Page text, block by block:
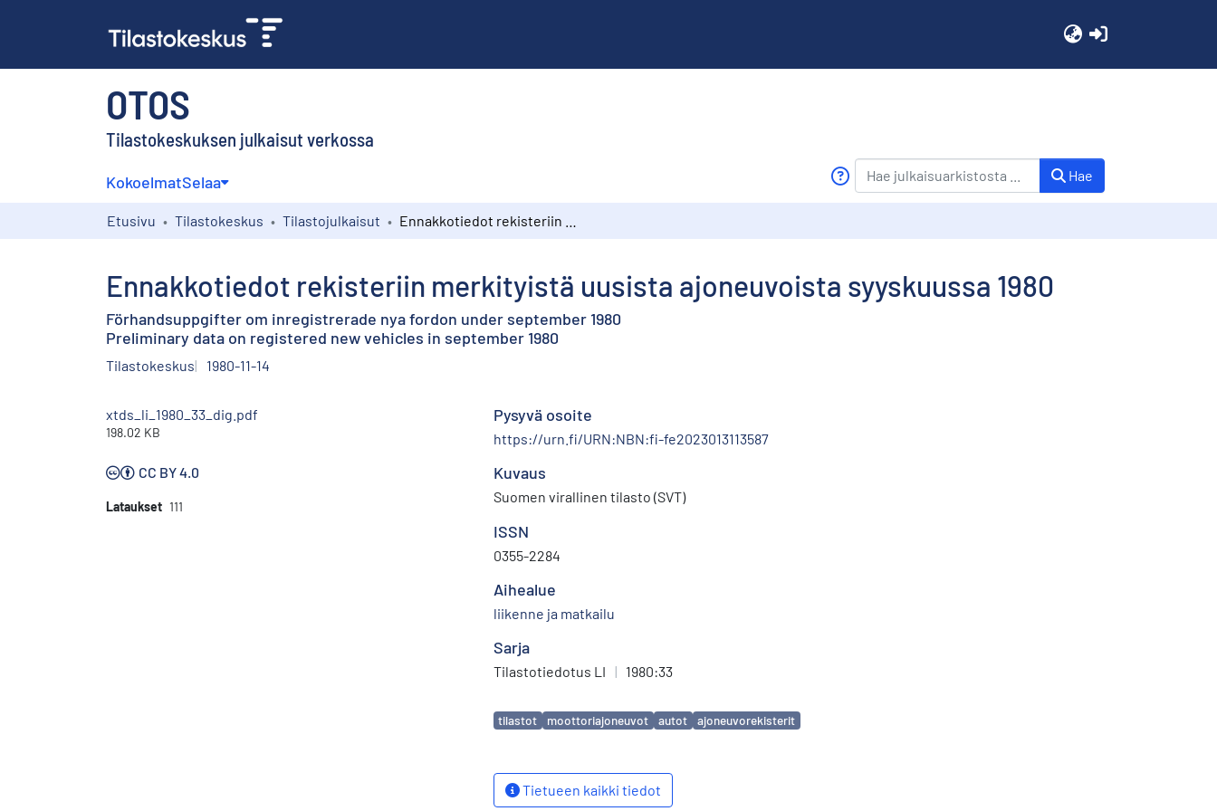
OTOS
Tilastokeskuksen julkaisut verkossa
KokoelmatSelaa Hae
Etusivu Tilastokeskus Tilastojulkaisut
Ennakkotiedot rekisteriin merkityistä uusista ajoneuvoista syyskuussa 1980
Förhandsuppgifter om inregistrerade nya fordon under september 1980
Preliminary data on registered new vehicles in september 1980
Tilastokeskus 1980-11-14
xtds_li_1980_33_dig.pdf
198.02 KB
CC BY 4.0
Lataukset 111
Pysyvä osoite
https://urn.fi/URN:NBN:fi-fe2023013113587
Kuvaus
Suomen virallinen tilasto (SVT)
ISSN
0355-2284
Aihealue
liikenne ja matkailu
Sarja
Tilastotiedotus LI | 1980:33
Avainsanat
tilastot moottoriajoneuvot autot ajoneuvorekisterit
Tietueen kaikki tiedot